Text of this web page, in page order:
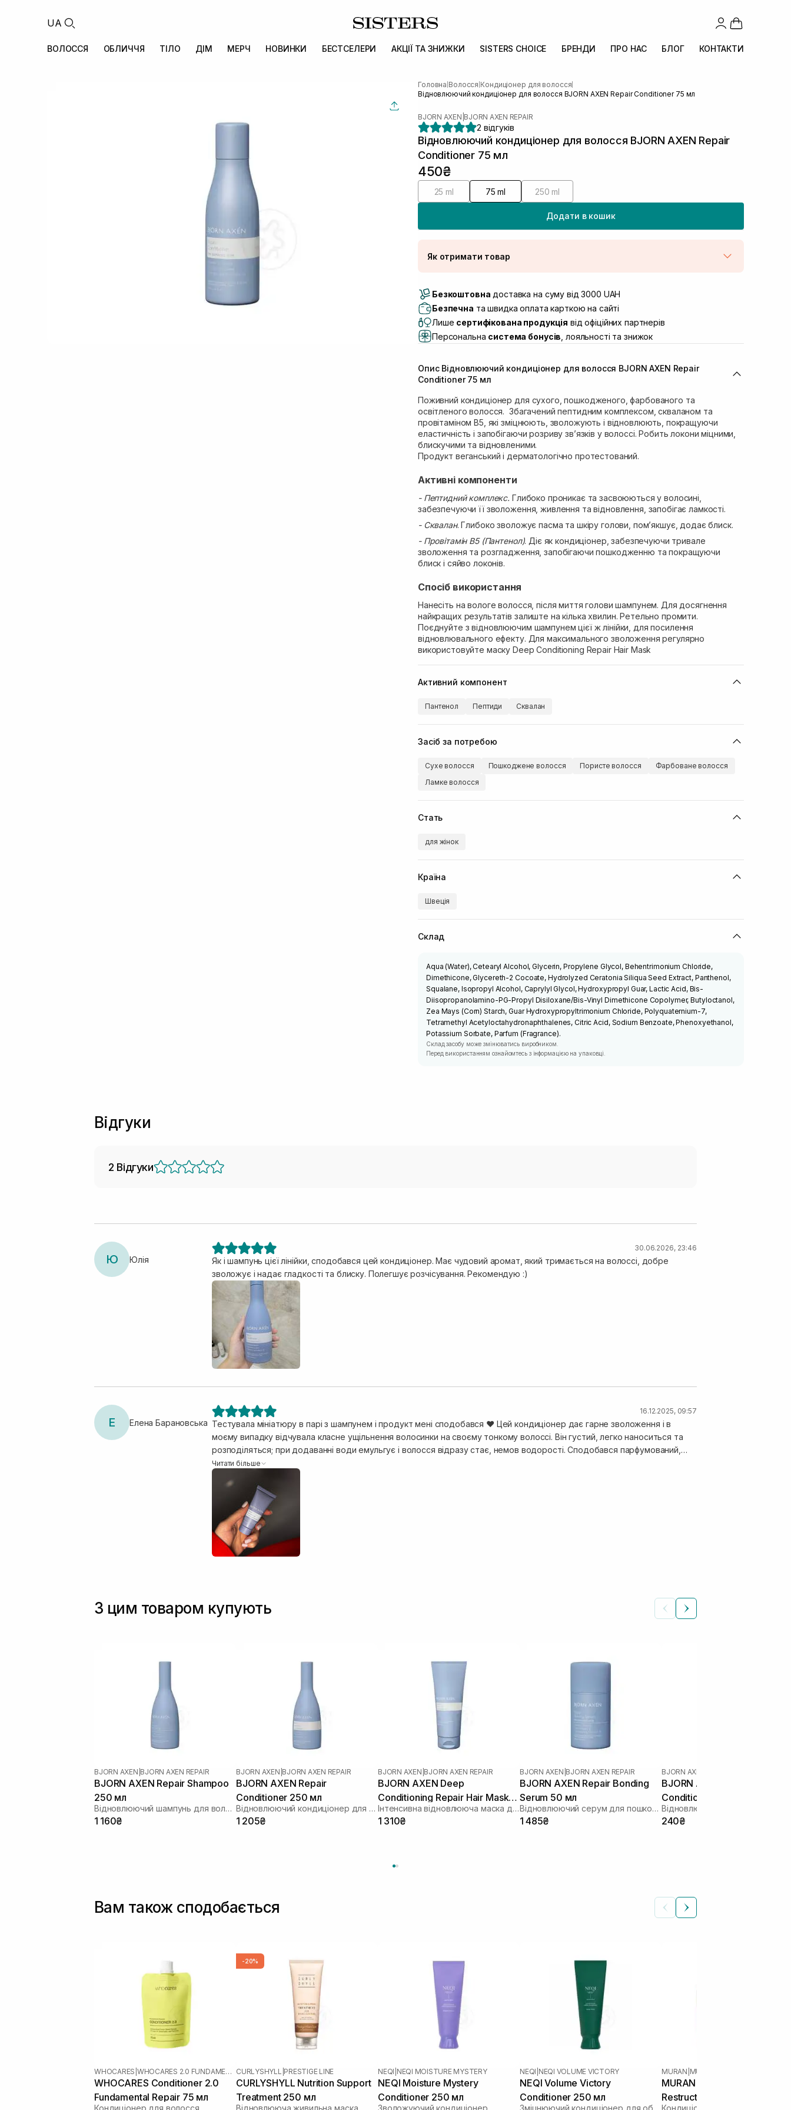
UA
ВОЛОССЯ ОБЛИЧЧЯ ТІЛО ДІМ МЕРЧ НОВИНКИ БЕСТСЕЛЕРИ АКЦІЇ ТА ЗНИЖКИ SISTERS CHOICE БРЕНДИ ПРО НАС БЛОГ КОНТАКТИ
Головна Волосся Кондиціонер для волосся
Відновлюючий кондиціонер для волосся BJORN AXEN Repair Conditioner 75 мл
BJORN AXEN BJORN AXEN REPAIR
2 відгуків
Відновлюючий кондиціонер для волосся BJORN AXEN Repair
Conditioner 75 мл
450₴
25 ml 75 ml 250 ml
Додати в кошик
Як отримати товар
Самовивіз м. Луцьк, вул. Винниченка 4
Самовивіз м. Львів, вул. Академіка Підстригача, 1В (Duck’s
Самовивіз м. Львів, вул. Івана Франка 36
Самовивіз м. Львів, вул. Степана Бандери 45 В наявності
Самовивіз м. Рівне, вул. Кулика і Гудачека 23 (ТЦ Екватор) В наявності
Безкоштовна доставка на суму від 3000 UAH
Безпечна та швидка оплата карткою на сайті
Лише сертифікована продукція від офіційних партнерів
Персональна система бонусів , лояльності та знижок
Опис Відновлюючий кондиціонер для волосся BJORN AXEN Repair
Conditioner 75 мл
Поживний кондиціонер для сухого, пошкодженого, фарбованого та
освітленого волосся. Збагачений пептидним комплексом, скваланом та
провітаміном B5, які зміцнюють, зволожують і відновлюють, покращуючи
еластичність і запобігаючи розриву зв’язків у волоссі. Робить локони міцними,
блискучими та відновленими.
Продукт веганський і дерматологічно протестований.
Активні компоненти
- Пептидний комплекс. Глибоко проникає та засвоюються у волосині,
забезпечуючи її зволоження, живлення та відновлення, запобігає ламкості.
- Сквалан. Глибоко зволожує пасма та шкіру голови, пом’якшує, додає блиск.
- Провітамін В5 (Пантенол). Діє як кондиціонер, забезпечуючи тривале
зволоження та розгладження, запобігаючи пошкодженню та покращуючи
блиск і сяйво локонів.
Спосіб використання
Нанесіть на вологе волосся, після миття голови шампунем. Для досягнення
найкращих результатів залиште на кілька хвилин. Ретельно промити.
Поєднуйте з відновлюючим шампунем цієї ж лінійки, для посилення
відновлювального ефекту. Для максимального зволоження регулярно
використовуйте маску Deep Conditioning Repair Hair Mask
Активний компонент
Пантенол Пептиди Сквалан
Засіб за потребою
Сухе волосся Пошкоджене волосся Пористе волосся
Фарбоване волосся
Ламке волосся
Стать
для жінок
Країна
Швеція
Склад
Aqua (Water), Cetearyl Alcohol, Glycerin, Propylene Glycol, Behentrimonium Chloride,
Dimethicone, Glycereth-2 Cocoate, Hydrolyzed Ceratonia Siliqua Seed Extract, Panthenol,
Squalane, Isopropyl Alcohol, Caprylyl Glycol, Hydroxypropyl Guar, Lactic Acid, Bis-
Diisopropanolamino-PG-Propyl Disiloxane/Bis-Vinyl Dimethicone Copolymer, Butyloctanol,
Zea Mays (Corn) Starch, Guar Hydroxypropyltrimonium Chloride, Polyquaternium-7,
Tetramethyl Acetyloctahydronaphthalenes, Citric Acid, Sodium Benzoate, Phenoxyethanol,
Potassium Sorbate, Parfum (Fragrance).
Склад засобу може змінюватись виробником.
Перед використанням ознайомтесь з інформацією на упаковці.
Відгуки
2 Відгуки
Ю Юлія
30.06.2026, 23:46
Як і шампунь цієї лінійки, сподобався цей кондиціонер. Має чудовий аромат, який тримається на волоссі, добре
зволожує і надає гладкості та блиску. Полегшує розчісування. Рекомендую :)
Е Елена Барановська
16.12.2025, 09:57
Тестувала мініатюру в парі з шампунем і продукт мені сподобався ❤️ Цей кондиціонер дає гарне зволоження і в
моєму випадку відчувала класне ущільнення волосинки на своєму тонкому волоссі. Він густий, легко наноситься та
розподіляться; при додаванні води емульгує і волосся відразу стає, немов водорості. Сподобався парфумований,
приємний аромат, який після сушки пахне досить ніжно.
Читати більше
З цим товаром купують
BJORN AXEN BJORN AXEN REPAIR
BJORN AXEN Repair Shampoo
250 мл
Відновлюючий шампунь для волосся
1 160₴
BJORN AXEN BJORN AXEN REPAIR
BJORN AXEN Repair
Conditioner 250 мл
Відновлюючий кондиціонер для волосся
1 205₴
BJORN AXEN BJORN AXEN REPAIR
BJORN AXEN Deep
Conditioning Repair Hair Mask
200 мл
Інтенсивна відновлююча маска для волосся
1 310₴
BJORN AXEN BJORN AXEN REPAIR
BJORN AXEN Repair Bonding
Serum 50 мл
Відновлюючий серум для пошкодженого волосся
1 485₴
BJORN AXEN
BJORN AXEN Repair
Conditioner 25 мл
240₴
Вам також сподобається
WHOCARES WHOCARES 2.0 FUNDAMENTAL
WHOCARES Conditioner 2.0
Fundamental Repair 75 мл
Кондиціонер для волосся
-20%
CURLYSHYLL PRESTIGE LINE
CURLYSHYLL Nutrition Support
Treatment 250 мл
Відновлююча живильна маска
NEQI NEQI MOISTURE MYSTERY
NEQI Moisture Mystery
Conditioner 250 мл
Зволожуючий кондиціонер
NEQI NEQI VOLUME VICTORY
NEQI Volume Victory
Conditioner 250 мл
MURAN MURAN SILKY
MURAN Silky 07 Hydrating
Restructuring Conditioner